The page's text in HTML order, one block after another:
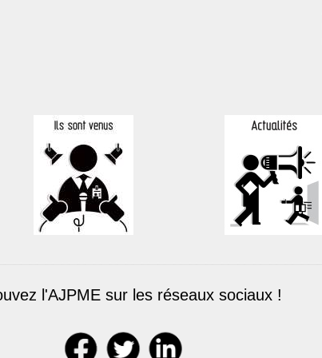
l'AJPME sur les réseaux sociaux !